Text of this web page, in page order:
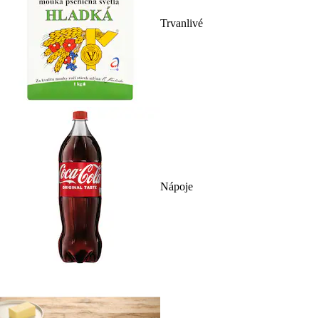
Trvanlivé
Nápoje